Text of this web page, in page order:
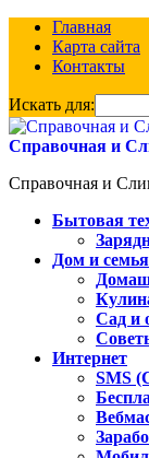
Главная
Карта сайта
Контакты
Искать для:
Справочная и
Справочная и
Бытовая
Дом и семья
Сад и
Интернет
SMS